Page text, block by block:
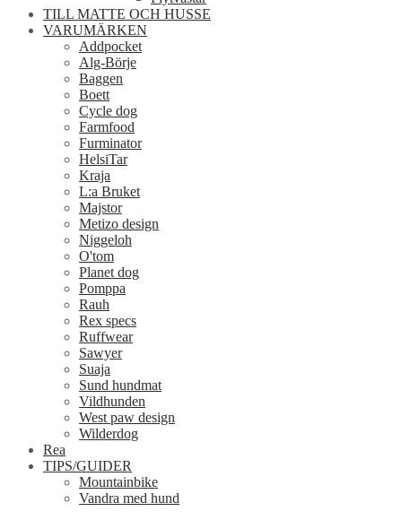
TILL MATTE OCH HUSSE
VARUMÄRKEN
Addpocket
Alg-Börje
Baggen
Boett
Cycle dog
Farmfood
Furminator
HelsiTar
Kraja
L:a Bruket
Majstor
Metizo design
Niggeloh
O'tom
Planet dog
Pomppa
Rauh
Rex specs
Ruffwear
Sawyer
Suaja
Sund hundmat
Vildhunden
West paw design
Wilderdog
Rea
TIPS/GUIDER
Mountainbike
Vandra med hund